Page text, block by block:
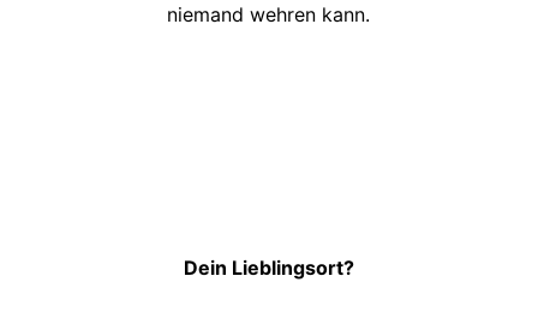
niemand wehren kann.
Dein Lieblingsort?